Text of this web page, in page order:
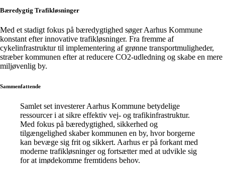
Bæredygtig Trafikløsninger
Med et stadigt fokus på bæredygtighed søger Aarhus Kommune
konstant efter innovative trafikløsninger. Fra fremme af
cykelinfrastruktur til implementering af grønne transportmuligheder,
stræber kommunen efter at reducere CO2-udledning og skabe en mere
miljøvenlig by.
Sammenfattende
Samlet set investerer Aarhus Kommune betydelige
ressourcer i at sikre effektiv vej- og trafikinfrastruktur.
Med fokus på bæredygtighed, sikkerhed og
tilgængelighed skaber kommunen en by, hvor borgerne
kan bevæge sig frit og sikkert. Aarhus er på forkant med
moderne trafikløsninger og fortsætter med at udvikle sig
for at imødekomme fremtidens behov.